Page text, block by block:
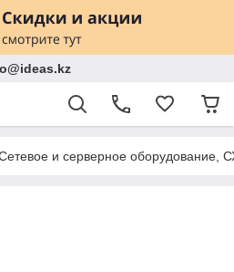
и серверное оборудование,